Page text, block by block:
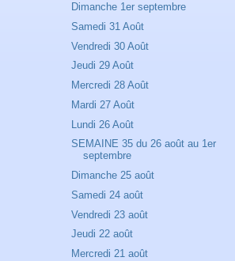
Dimanche 1er septembre
Samedi 31 Août
Vendredi 30 Août
Jeudi 29 Août
Mercredi 28 Août
Mardi 27 Août
Lundi 26 Août
SEMAINE 35 du 26 août au 1er
septembre
Dimanche 25 août
Samedi 24 août
Vendredi 23 août
Jeudi 22 août
Mercredi 21 août